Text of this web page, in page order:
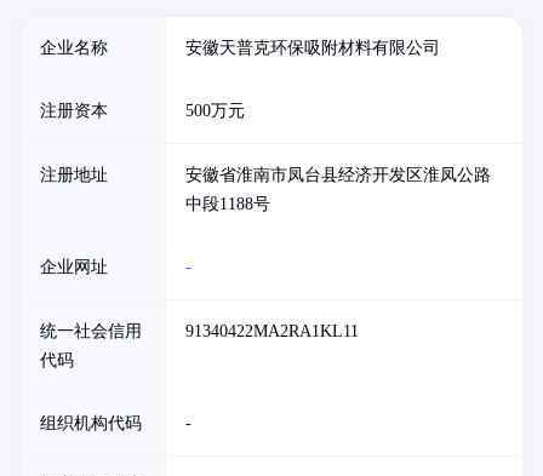
企业名称 安徽天普克环保吸附材料有限公司
注册资本 500万元
注册地址
安徽省淮南市凤台县经济开发区淮凤公路
中段1188号
企业网址 -
统一社会信用
代码
91340422MA2RA1KL11
组织机构代码 -